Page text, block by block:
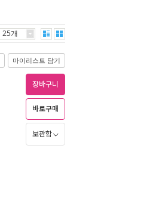
25개
마이리스트 담기
장바구니
바로구매
보관함